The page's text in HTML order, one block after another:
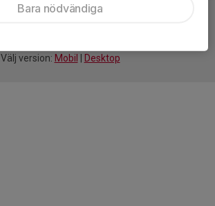
Välj version: Mobil Desktop
Bara nödvändiga